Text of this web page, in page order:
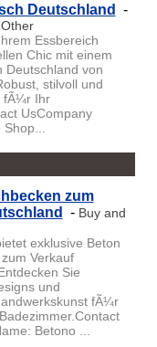
Deutschland -
Essbereich
Chic mit einem
Deutschland von
stilvoll und
fÃ¼r Ihr
UsCompany
zum
- Buy and
exklusive Beton
Verkauf
Sie
und
fÃ¼r
Betono ...